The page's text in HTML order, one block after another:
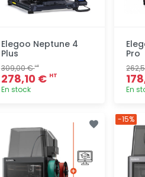
Elegoo Neptune 4
Plus
309,00 €HT
278,10 € HT
En stock
rapide
Pro
En
-15%